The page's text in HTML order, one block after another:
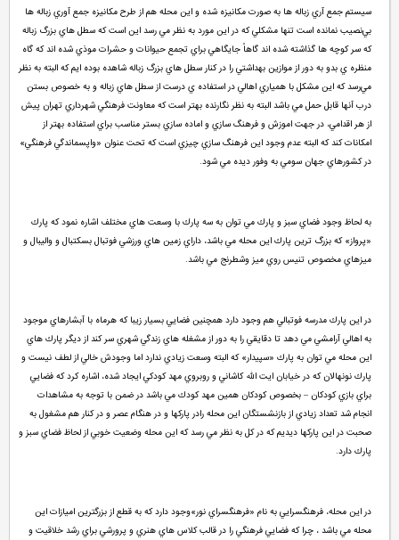
سيستم جمع آري زباله ها به صورت مكانيزه شده و اين محله هم از طرح مكانيزه جمع آوري زباله ها
بي‌نصيب نمانده است تنها مشكلي كه در اين مورد به نظر مي رسد اين است كه سطل هاي بزرگ زباله
كه سر كوچه ها گذاشته شده اند گاهاً جايگاهي براي تجمع حيوانات و حشرات موذي شده اند كه گاه
منظره ي بدو به دور از موازين بهداشتي را در كنار سطل هاي بزرگ زباله شاهده بوده ايم كه البته به نظر
مي‌رسد كه اين مشكل با همياري اهالي در استفاده ي درست از سطل هاي زباله و به خصوص بستن
درب آنها قابل حمل مي باشد البته به نظر نگارنده بهتر است كه معاونت فرهنگي شهرداري تهران پيش
از هر اقدامي، در جهت اموزش و فرهنگ سازي و اماده سازي بستر مناسب براي استفاده بهتر از
امكانات كند كه البته عدم وجود اين فرهنگ سازي چيزي است كه تحت عنوان «واپسماندگي فرهنگي»
در كشورهاي جهان سومي به وفور ديده مي شود.
به لحاظ وجود فضاي سبز و پارك مي توان به سه پارك با وسعت هاي مختلف اشاره نمود كه پارك
«پرواز» كه بزرگ ترين پارك اين محله مي باشد، داراي زمين هاي ورزشي فوتبال بسكتبال و واليبال و
ميزهاي مخصوص تنيس روي ميز وشطرنج مي باشد.
در اين پارك مدرسه فوتبالي هم وجود دارد همچنين فضايي بسيار زيبا كه هرماه با آبشارهاي موجود
به اهالي آرامشي مي دهد تا دقايقي را به دور از مشغله هاي زندگي شهري سر كند از ديگر پارك هاي
اين محله مي توان به پارك «سپيدار» كه البته وسعت زيادي ندارد اما وجودش خالي از لطف نيست و
پارك نونهالان كه در خيابان ايت الله كاشاني و روبروي مهد كودكي ايجاد شده، اشاره كرد كه فضايي
براي بازي كودكان – بخصوص كودكان همين مهد كودك مي باشد در ضمن با توجه به مشاهدات
انجام شد تعداد زيادي از بازنشستگان اين محله رادر پاركها و در هنگام عصر و در كنار هم مشغول به
صحبت در اين پاركها ديديم كه در كل به نظر مي رسد كه اين محله وضعيت خوبي از لحاظ فضاي سبز و
پارك دارد.
در اين محله، فرهنگسرايي به نام «فرهنگسراي نور»وجود دارد كه به قطع از بزرگترين اميازات اين
محله مي باشد ، چرا كه فضايي فرهنگي را در قالب كلاس هاي هنري و پرورشي براي رشد خلاقيت و